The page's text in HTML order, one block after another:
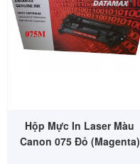
Hộp Mực In Laser Màu
Canon 075 Đỏ (Magenta)